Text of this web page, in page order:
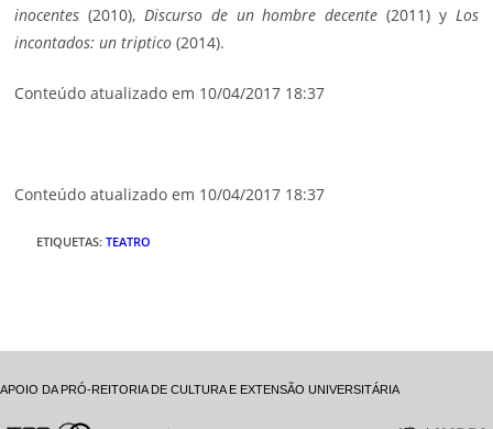
inocentes (2010),Discurso de un hombre decente (2011) y Los
incontados: un triptico (2014).
Conteúdo atualizado em 10/04/2017 18:37
Conteúdo atualizado em 10/04/2017 18:37
ETIQUETAS:TEATRO
APOIO DA PRÓ-REITORIA DE CULTURA E EXTENSÃO UNIVERSITÁRIA